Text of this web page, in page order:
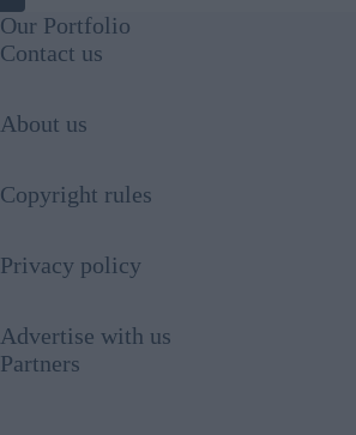
Our Portfolio
Contact us
About us
Copyright rules
Privacy policy
Advertise with us
Partners